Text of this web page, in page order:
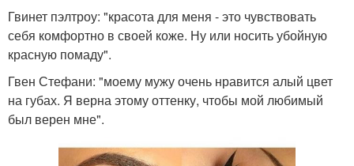
Гвинет пэлтроу: "красота для меня - это чувствовать
себя комфортно в своей коже. Ну или носить убойную
красную помаду".
Гвен Стефани: "моему мужу очень нравится алый цвет
на губах. Я верна этому оттенку, чтобы мой любимый
был верен мне".